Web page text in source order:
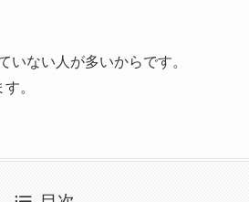
ない人が多いからです。
。